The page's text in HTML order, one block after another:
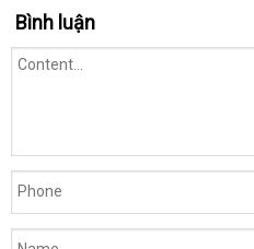
Bình luận